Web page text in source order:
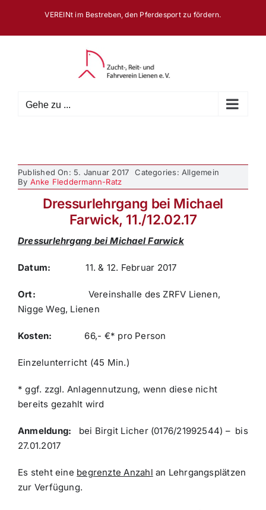
springen
VEREINt im Bestreben, den Pferdesport zu fördern.
Gehe zu ...
Published On: 5. Januar 2017
Categories: Allgemein
By Anke Fleddermann-Ratz
Dressurlehrgang bei Michael
Farwick, 11./12.02.17
Dressurlehrgang bei Michael Farwick
Datum: 11. & 12. Februar 2017
Ort:
Vereinshalle des ZRFV Lienen,
Nigge Weg, Lienen
Kosten: 66,- €* pro Person
Einzelunterricht (45 Min.)
* ggf. zzgl. Anlagennutzung, wenn diese nicht
bereits gezahlt wird
Anmeldung: bei Birgit Licher (0176/21992544) – bis
27.01.2017
Es steht eine begrenzte Anzahl an Lehrgangsplätzen
zur Verfügung.